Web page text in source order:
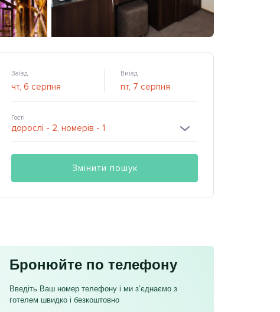
Заїзд Виїзд
Гості
Змінити пошук
Бронюйте по телефону
Введіть Ваш номер телефону і ми з’єднаємо з
готелем швидко і безкоштовно